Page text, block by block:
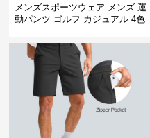
メンズスポーツウェア メンズ 運
動パンツ ゴルフ カジュアル 4色